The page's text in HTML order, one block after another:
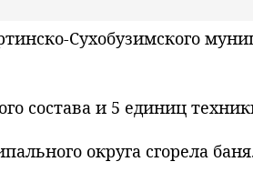
Сухобузимского
состава и 5 единиц
округа сгорела